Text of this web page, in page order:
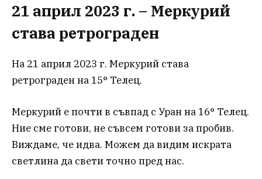
21 април 2023 г. – Меркурий
става ретрограден
На 21 април 2023 г. Меркурий става
ретрограден на 15° Телец.
Меркурий е почти в съвпад с Уран на 16° Телец.
Ние сме готови, не съвсем готови за пробив.
Виждаме, че идва. Можем да видим искрата
светлина да свети точно пред нас.